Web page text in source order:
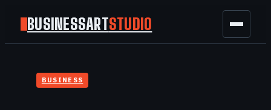
BUSINESSARTSTUDIO
BUSINESS